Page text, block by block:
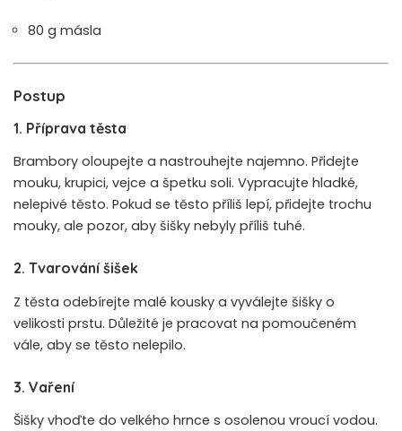
80 g másla
Postup
1. Příprava těsta
Brambory oloupejte a nastrouhejte najemno. Přidejte
mouku, krupici, vejce a špetku soli. Vypracujte hladké,
nelepivé těsto. Pokud se těsto příliš lepí, přidejte trochu
mouky, ale pozor, aby šišky nebyly příliš tuhé.
2. Tvarování šišek
Z těsta odebírejte malé kousky a vyválejte šišky o
velikosti prstu. Důležité je pracovat na pomoučeném
vále, aby se těsto nelepilo.
3. Vaření
Šišky vhoďte do velkého hrnce s osolenou vroucí vodou.